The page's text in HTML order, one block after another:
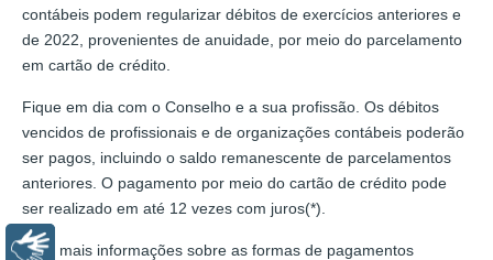
contábeis podem regularizar débitos de exercícios anteriores e
de 2022, provenientes de anuidade, por meio do parcelamento
em cartão de crédito.
Fique em dia com o Conselho e a sua profissão. Os débitos
vencidos de profissionais e de organizações contábeis poderão
ser pagos, incluindo o saldo remanescente de parcelamentos
anteriores. O pagamento por meio do cartão de crédito pode
ser realizado em até 12 vezes com juros(*).
Para mais informações sobre as formas de pagamentos
Libras